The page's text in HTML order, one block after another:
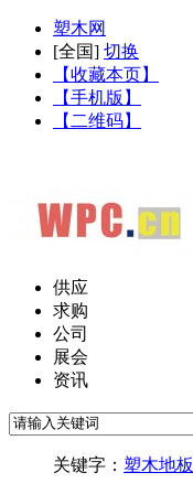
塑木网
[全国] 切换
【收藏本页】
【手机版】
【二维码】
供应
求购
公司
展会
资讯
关键字： 塑木地板